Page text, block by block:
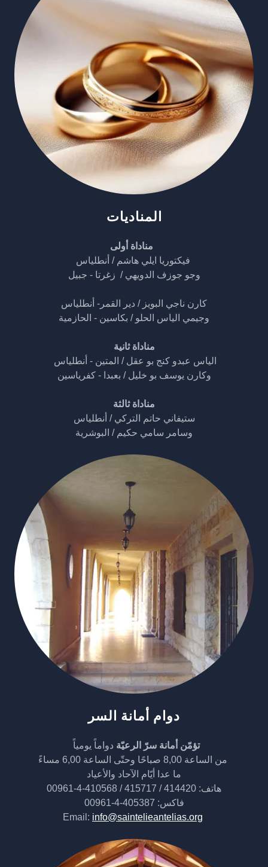
المناديات
مناداة أولى
وجو جوزف الدويهي / زغرتا - جبيل
كارن ناجي البويز / دير القمر- أنطلياس
وجيمي الياس الحلو / بكاسين - الحازمية
مناداة ثانية
الياس عبدو كنج بو عقل / المتين - أنطلياس
وكارن يوسف بو خليل / بعبدا - كفرياسين
مناداة ثالثة
ستيفاني حاتم التركي / أنطلياس
وسامر سامي حكيم / البوشرية
دوام أمانة السر
تؤمّن أمانة سرّ الرعيّة دواماً يومياً
ما عدا أيّام الآحاد والأعياد
هاتف: 414420 / 415717 / 410568-4-00961
فاكس: 405387-4-00961
Email: info@saintelieantelias.org